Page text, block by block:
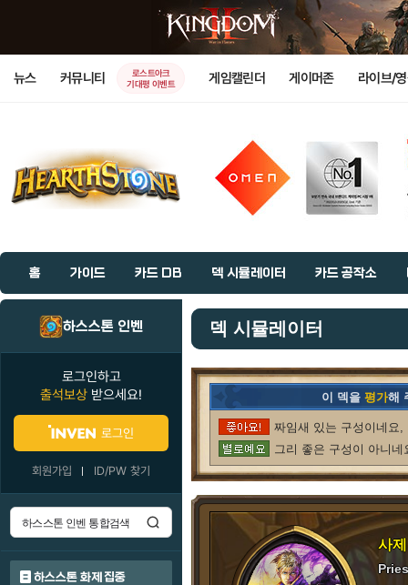
뉴스 커뮤니티
로스트아크
기대평 이벤트
게임캘린더 게이머존 라이브/
홈 가이드 카드 DB 덱 시뮬레이터 카드 공작소
하스스톤 인벤
로그인하고
출석보상 받으세요!
로그인
회원가입 ID/PW 찾기
하스스톤 화제 집중
덱 시뮬레이터
이 덱을 평가해
짜임새 있는 구성이네요,
그리 좋은 구성이 아니네
사